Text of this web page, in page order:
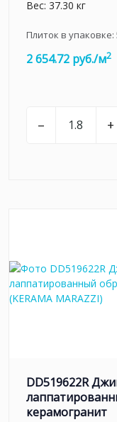
Вес: 37.30 кг
Плиток в упаковке:
2 654.72 руб./м2
– +
DD519622R
керамогранит